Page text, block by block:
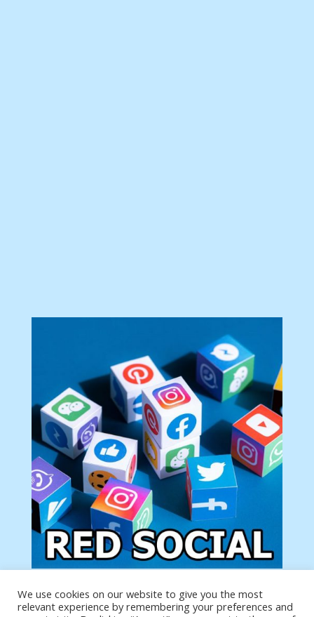
Tu anuncio va aquí
Podemos poner tu anuncio aquí con un link de tu
We use cookies on our website to give you the most
relevant experience by remembering your preferences and